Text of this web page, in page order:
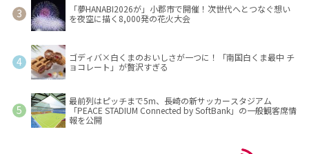
「夢HANABI2026が」小郡市で開催！次世代へとつなぐ想い
を夜空に描く8,000発の花火大会
ゴディバ×白くまのおいしさが一つに！「南国白くま最中 チ
ョコレート」が贅沢すぎる
最前列はピッチまで5m、長崎の新サッカースタジアム
「PEACE STADIUM Connected by SoftBank」の一般観客席情
報を公開